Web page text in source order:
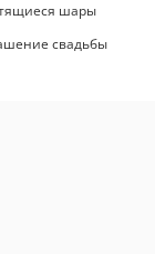
шары
свадьбы